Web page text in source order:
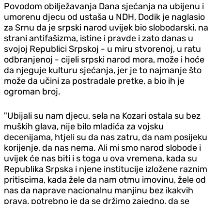
Povodom obilježavanja Dana sjećanja na ubijenu i
umorenu djecu od ustaša u NDH, Dodik je naglasio
za Srnu da je srpski narod uvijek bio slobodarski, na
strani antifašizma, istine i pravde i zato danas u
svojoj Republici Srpskoj - u miru stvorenoj, u ratu
odbranjenoj - cijeli srpski narod mora, može i hoće
da njeguje kulturu sjećanja, jer je to najmanje što
može da učini za postradale pretke, a bio ih je
ogroman broj.
"Ubijali su nam djecu, sela na Kozari ostala su bez
muških glava, nije bilo mladića za vojsku
decenijama, htjeli su da nas zatru, da nam posijeku
korijenje, da nas nema. Ali mi smo narod slobode i
uvijek će nas biti i s toga u ova vremena, kada su
Republika Srpska i njene institucije izložene raznim
pritiscima, kada žele da nam otmu imovinu, žele od
nas da naprave nacionalnu manjinu bez ikakvih
prava, potrebno je da se držimo zajedno, da se